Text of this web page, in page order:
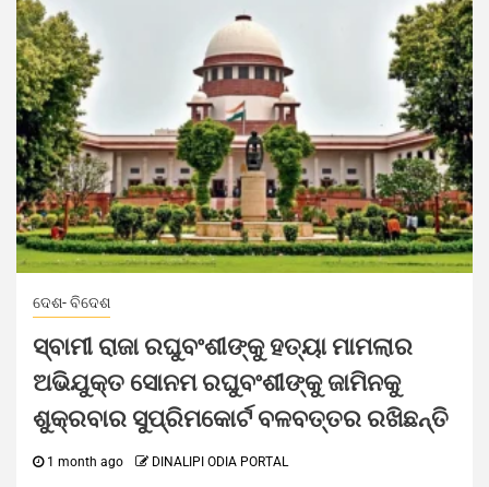
ଦେଶ- ବିଦେଶ
ସ୍ବାମୀ ରାଜା ରଘୁବଂଶୀଙ୍କୁ ହତ୍ୟା ମାମଲାର
ଅଭିଯୁକ୍ତ ସୋନମ ରଘୁବଂଶୀଙ୍କୁ ଜାମିନକୁ
ଶୁକ୍ରବାର ସୁପ୍ରିମକୋର୍ଟ ବଳବତ୍ତର ରଖିଛନ୍ତି
1 month ago DINALIPI ODIA PORTAL